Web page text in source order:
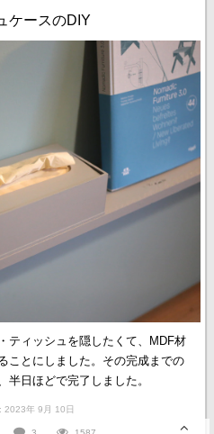
ケースのDIY
ティッシュを隠したくて、MDF材
ことにしました。その完成までの
日ほどで完了しました。
2023年 9月 10日